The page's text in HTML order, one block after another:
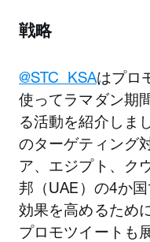
戦略
@STC_KSAはプロ
使ってラマダン期
る活動を紹介しま
のターゲティング
ア、エジプト、ク
邦（UAE）の4か
効果を高めるため
プロモツイートも